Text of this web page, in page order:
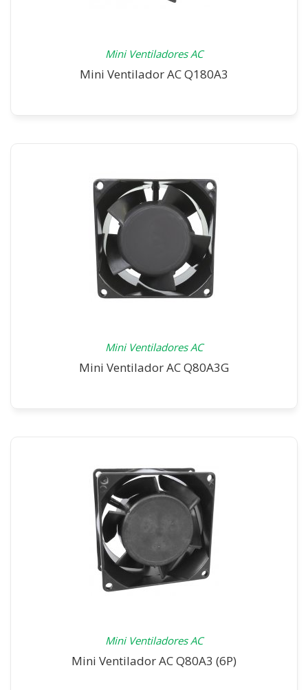
Mini Ventiladores AC
Mini Ventilador AC Q180A3
Mini Ventiladores AC
Mini Ventilador AC Q80A3G
Mini Ventiladores AC
Mini Ventilador AC Q80A3 (6P)